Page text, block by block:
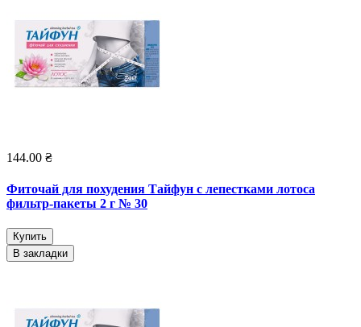
144.00 ₴
Фиточай для похудения Тайфун с лепестками лотоса
фильтр-пакеты 2 г № 30
Купить
В закладки